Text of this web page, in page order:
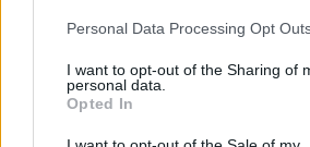
Personal Data Processing Opt
I want to opt-out of the Sharing of
personal data.
Opted In
Scarica riepilogo
stagionale